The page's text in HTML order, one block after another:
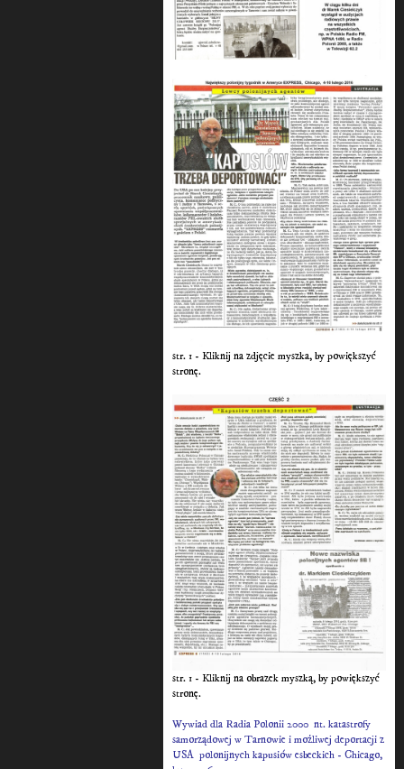
str. 1 - Kliknij na zdjęcie myszka, by powiększyć
stronę.
str. 1 - Kliknij na obrazek myszką, by powiększyć
stronę.
Wywiad dla Radia Polonii 2000 nt. katastrofy
samorządowej w Tarnowie i możliwej deportacji z
USA polonijnych kapusiów esbeckich - Chicago,